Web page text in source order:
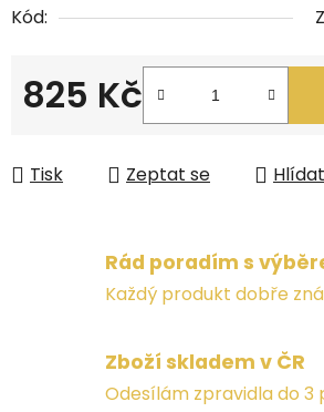
Kód:
825 Kč
Tisk Zeptat se Hlídat
Rád poradím s
Každý produkt dobře
Zboží skladem v ČR
Odesílám zpravidla do 3